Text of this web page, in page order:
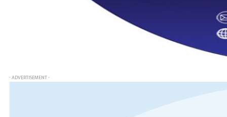
- ADVERTISEMENT -